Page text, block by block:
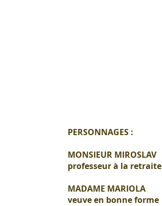
PERSONNAGES :
MONSIEUR MIROSLAV
professeur à la retraite
MADAME MARIOLA
veuve en bonne forme